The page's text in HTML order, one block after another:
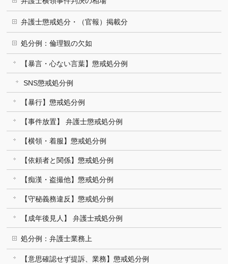
弁護士懲戒処分・（官報）掲載分
処分例：倫理観の欠如
【暴言・心ない言葉】懲戒処分例
SNS懲戒処分例
【暴行】懲戒処分例
【事件放置】 弁護士懲戒処分例
【横領・着服】懲戒処分例
【依頼者と関係】懲戒処分例
【痴漢・盗撮他】懲戒処分例
【守秘義務違反】懲戒処分例
【成年後見人】 弁護士戒処分例
処分例：弁護士業務上
【意思確認せず提訴、業務】懲戒処分例